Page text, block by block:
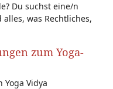
Du suchst eine/n
was Rechtliches,
zum Yoga-
Vidya